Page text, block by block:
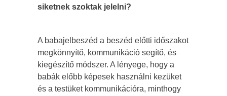
siketnek szoktak jelelni?
A babajelbeszéd a beszéd előtti időszakot
megkönnyítő, kommunikáció segítő, és
kiegészítő módszer. A lényege, hogy a
babák előbb képesek használni kezüket
és a testüket kommunikációra, minthogy